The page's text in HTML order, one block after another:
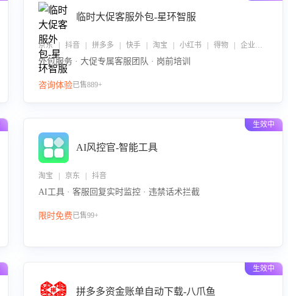
临时大促客服外包-星环智服
京东 | 抖音 | 拼多多 | 快手 | 淘宝 | 小红书 | 得物 | 企业微信
外包服务 · 大促专属客服团队 · 岗前培训
咨询体验已售889+
生效中
AI风控官-智能工具
淘宝 | 京东 | 抖音
AI工具 · 客服回复实时监控 · 违禁话术拦截
限时免费已售99+
生效中
拼多多资金账单自动下载-八爪鱼